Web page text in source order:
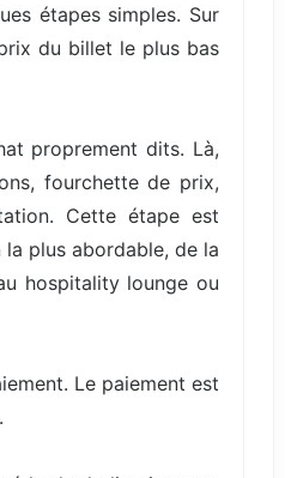
étapes simples. Sur
du billet le plus bas
proprement dits. Là,
fourchette de prix,
Cette étape est
plus abordable, de la
hospitality lounge ou
Le paiement est